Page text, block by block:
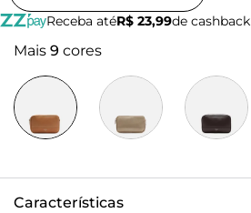
Receba atéR$ 23,99de cashback
Mais 9 cores
Características